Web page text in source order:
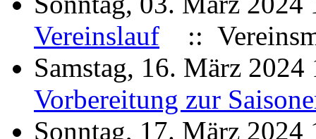
Vereinslauf
::
Samstag, 16. März 2024
Vorbereitung zur
Sonntag, 17. März 2024